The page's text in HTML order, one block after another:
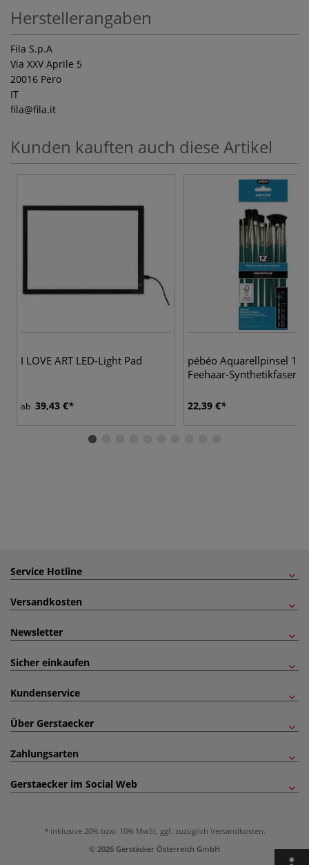
Herstellerangaben
Fila S.p.A
Via XXV Aprile 5
20016 Pero
IT
fila@fila.it
Kunden kauften auch diese Artikel
I LOVE ART LED-Light Pad
ab 39,43 €
pébéo Aquarellpinsel
Feehaar-Synthetikfasern
22,39 €
Service Hotline
Versandkosten
Newsletter
Sicher einkaufen
Kundenservice
Über Gerstaecker
Zahlungsarten
Gerstaecker im Social Web
inklusive 20% bzw. 10% MwSt, ggf. zuzüglich Versandkosten.
© 2026 Gerstäcker Österreich GmbH